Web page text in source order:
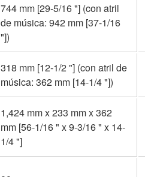
744 mm [29-5/16 "] (con atril
de música: 942 mm [37-1/16
"])
318 mm [12-1/2 "] (con atril de
música: 362 mm [14-1/4 "])
1,424 mm x 233 mm x 362
mm [56-1/16 " x 9-3/16 " x 14-
1/4 "]